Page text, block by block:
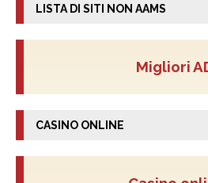
LISTA DI SITI NON AAMS
Migliori
CASINO ONLINE